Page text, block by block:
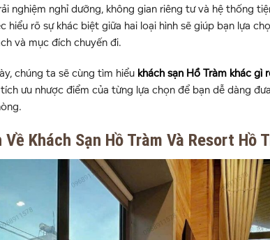
nghiệm nghỉ dưỡng, không gian riêng tư và hệ thống
hiểu rõ sự khác biệt giữa hai loại hình sẽ giúp bạn lựa
và mục đích chuyến đi.
chúng ta sẽ cùng tìm hiểu khách sạn Hồ Tràm khác gì
ưu nhược điểm của từng lựa chọn để bạn dễ dàng
Về Khách Sạn Hồ Tràm Và Resort Hồ